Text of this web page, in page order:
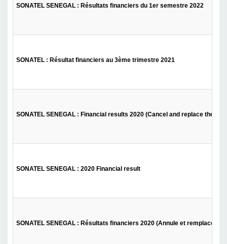
SONATEL SENEGAL : Résultats financiers du 1er semestre 2022
SONATEL : Résultat financiers au 3ème trimestre 2021
SONATEL SENEGAL : Financial results 2020 (Cancel and replace the
SONATEL SENEGAL : 2020 Financial result
SONATEL SENEGAL : Résultats financiers 2020 (Annule et remplace le